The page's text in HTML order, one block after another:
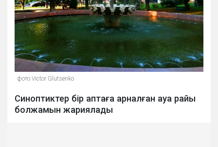
фото Victor Glutsenko
Синоптиктер бір аптаға арналған ауа райы
болжамын жариялады